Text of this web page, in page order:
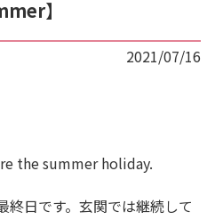
】
2021/07/16
the summer holiday.
終日です。玄関では継続して